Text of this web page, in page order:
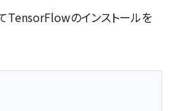
TensorFlowのインストールを